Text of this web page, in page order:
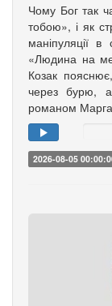
Чому Бог так
тобою», і як
маніпуляції
«Людина на
Козак
через бурю,
романом
2026-08-05